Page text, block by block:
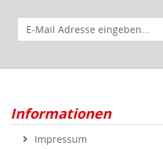
E-Mail für Newsletteranmeldung
Informationen
Impressum